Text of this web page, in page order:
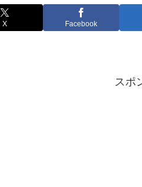
X Facebook
スポ